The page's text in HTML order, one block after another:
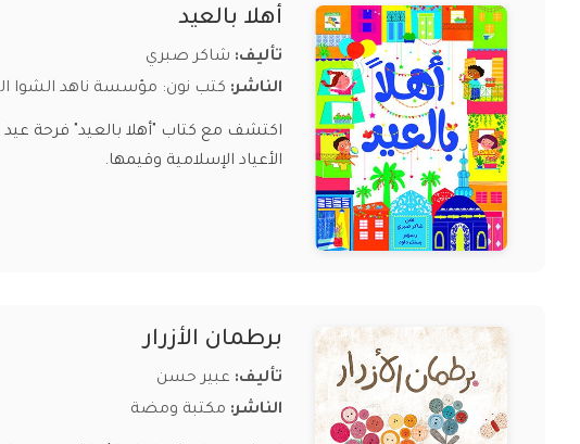
أهلا بالعيد
تأليف: شاكر صبري
الناشر: كتب نون: مؤسسة ناهد الشوا
اكتشف مع كتاب "أهلا بالعيد" فرحة
الأعياد الإسلامية وقيمها.
برطمان الأزرار
تأليف: عبير حسن
الناشر: مكتبة ومضة